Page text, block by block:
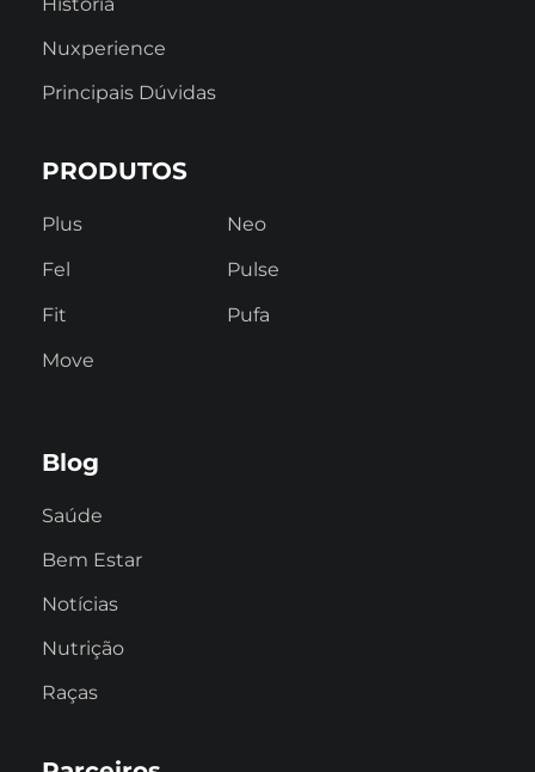
História
Nuxperience
Principais Dúvidas
PRODUTOS
Plus
Fel
Fit
Move
Neo
Pulse
Pufa
Blog
Saúde
Bem Estar
Notícias
Nutrição
Raças